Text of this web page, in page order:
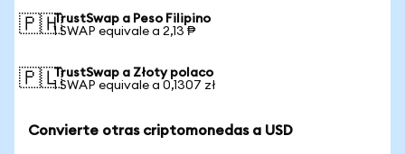
🇵🇭TrustSwap a Peso Filipino
1 SWAP equivale a 2,13 ₱
🇵🇱TrustSwap a Złoty polaco
1 SWAP equivale a 0,1307 zł
Convierte otras criptomonedas a USD